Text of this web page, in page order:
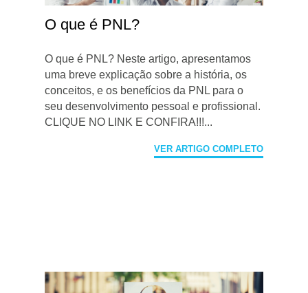
O que é PNL?
O que é PNL? Neste artigo, apresentamos
uma breve explicação sobre a história, os
conceitos, e os benefícios da PNL para o
seu desenvolvimento pessoal e profissional.
CLIQUE NO LINK E CONFIRA!!!...
VER ARTIGO COMPLETO